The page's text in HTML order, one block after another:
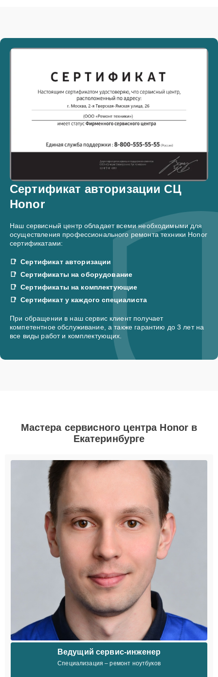
Сертификат авторизации СЦ
Honor
Наш сервисный центр обладает всеми необходимыми для
осуществления профессионального ремонта техники Honor
сертификатами:
Сертификат авторизации
Сертификаты на оборудование
Сертификаты на комплектующие
Сертификат у каждого специалиста
При обращении в наш сервис клиент получает
компетентное обслуживание, а также гарантию до 3 лет на
все виды работ и комплектующих.
Мастера сервисного центра Honor в
Екатеринбурге
Ведущий сервис-инженер
Специализация – ремонт ноутбуков